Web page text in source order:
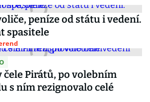
peníze od státu i vedení.
spasitele
čele Pirátů, po volebním
s ním rezignovalo celé